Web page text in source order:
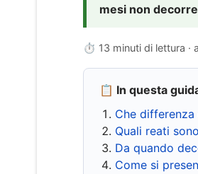
mesi non
⏱ 13 minuti di lettura ·
📋 In questa
Che
Quali reati
Da quando
Come si